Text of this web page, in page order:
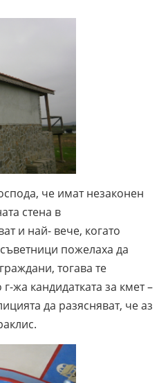
че имат незаконен
стена в
и най- вече, когато
пожелаха да
тогава те
жа кандидатката за кмет –
да разясняват, че аз